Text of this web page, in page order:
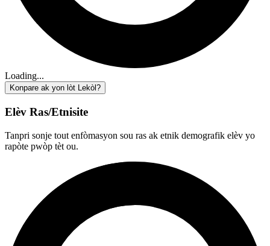
Loading...
Konpare ak yon lòt Lekòl?
Elèv Ras/Etnisite
Tanpri sonje tout enfòmasyon sou ras ak etnik demografik elèv yo
rapòte pwòp tèt ou.